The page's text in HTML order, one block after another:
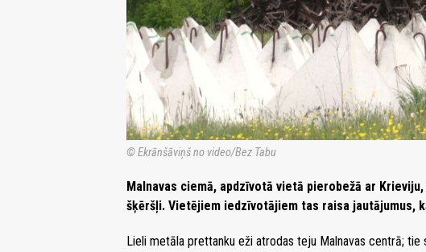
© Ekrānšāviņš no video/Bez Tabu
Malnavas ciemā, apdzīvotā vietā pierobežā ar
šķēršļi. Vietējiem iedzīvotājiem tas raisa jautājumus,
Lieli metāla prettanku eži atrodas teju Malnavas centrā;